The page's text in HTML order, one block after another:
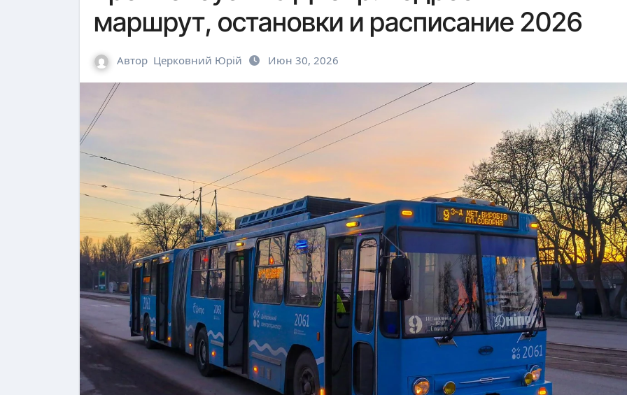
маршрут, остановки и расписание 2026
Автор Церковний Юрій Июн 30, 2026